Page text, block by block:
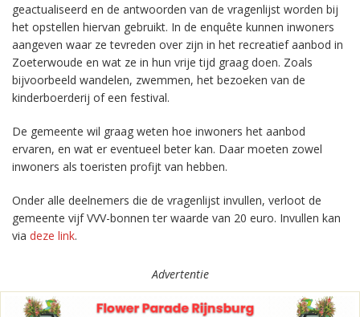
geactualiseerd en de antwoorden van de vragenlijst worden bij
het opstellen hiervan gebruikt. In de enquête kunnen inwoners
aangeven waar ze tevreden over zijn in het recreatief aanbod in
Zoeterwoude en wat ze in hun vrije tijd graag doen. Zoals
bijvoorbeeld wandelen, zwemmen, het bezoeken van de
kinderboerderij of een festival.
De gemeente wil graag weten hoe inwoners het aanbod
ervaren, en wat er eventueel beter kan. Daar moeten zowel
inwoners als toeristen profijt van hebben.
Onder alle deelnemers die de vragenlijst invullen, verloot de
gemeente vijf VVV-bonnen ter waarde van 20 euro. Invullen kan
via deze link.
Advertentie